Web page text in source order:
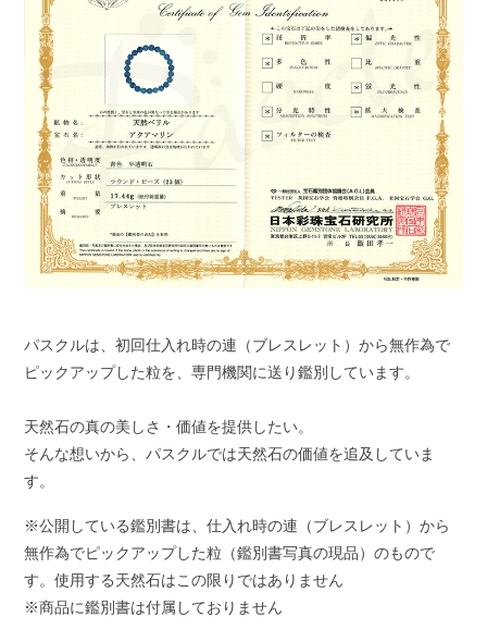
パスクルは、初回仕入れ時の連（ブレスレット）から無作為で
ピックアップした粒を、専門機関に送り鑑別しています。
天然石の真の美しさ・価値を提供したい。
そんな想いから、パスクルでは天然石の価値を追及していま
す。
※公開している鑑別書は、仕入れ時の連（ブレスレット）から
無作為でピックアップした粒（鑑別書写真の現品）のもので
す。使用する天然石はこの限りではありません
※商品に鑑別書は付属しておりません